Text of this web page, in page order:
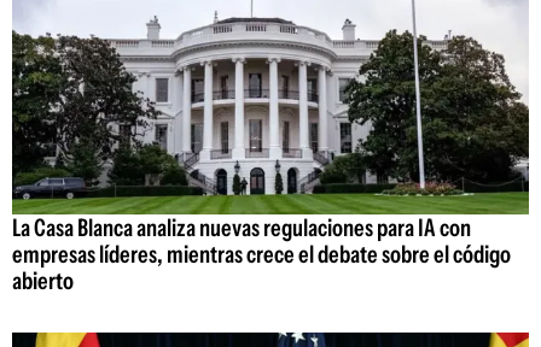
La Casa Blanca analiza nuevas regulaciones para IA con
empresas líderes, mientras crece el debate sobre el código
abierto